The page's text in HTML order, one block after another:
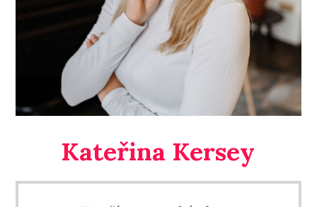
Kateřina Kersey